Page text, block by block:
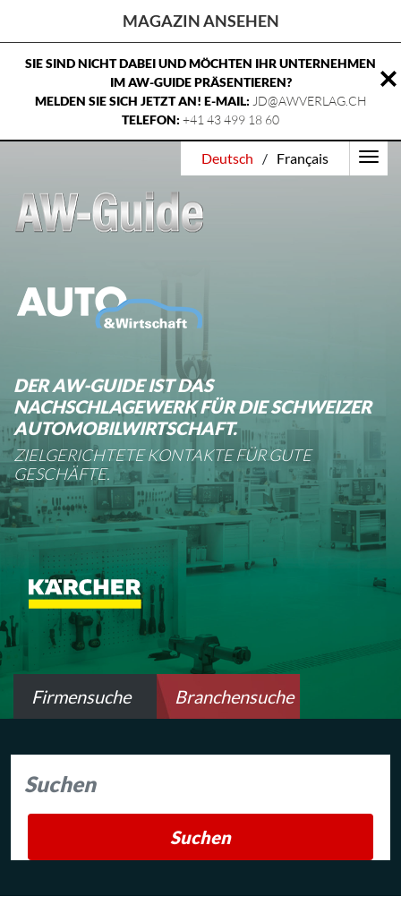
MAGAZIN ANSEHEN
SIE SIND NICHT DABEI UND MÖCHTEN IHR UNTERNEHMEN
IM AW-GUIDE PRÄSENTIEREN?
MELDEN SIE SICH JETZT AN! E-MAIL: JD@AWVERLAG.CH
TELEFON: +41 43 499 18 60
Deutsch / Français
Über uns
Kontakt
DER AW-GUIDE IST DAS
NACHSCHLAGEWERK FÜR DIE SCHWEIZER
AUTOMOBILWIRTSCHAFT.
ZIELGERICHTETE KONTAKTE FÜR GUTE
GESCHÄFTE.
Firmensuche Branchensuche
Suchen